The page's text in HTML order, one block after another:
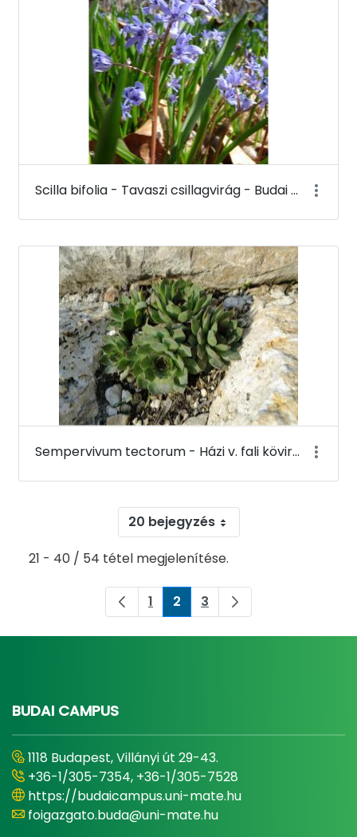
Scilla bifolia - Tavaszi csillagvirág - Budai Arborétum
Sempervivum tectorum - Házi v. fali kövirózsa - Budai Arborétum
20 bejegyzés
21 - 40 / 54 tétel megjelenítése.
Oldal
1 Oldal
2 Oldal
3
BUDAI CAMPUS
1118 Budapest, Villányi út 29-43.
+36-1/305-7354, +36-1/305-7528
https://budaicampus.uni-mate.hu
foigazgato.buda@uni-mate.hu